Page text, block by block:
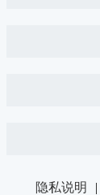
隐私说明 |